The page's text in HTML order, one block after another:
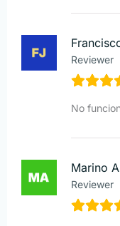
Reviewer
No
Marino
Reviewer